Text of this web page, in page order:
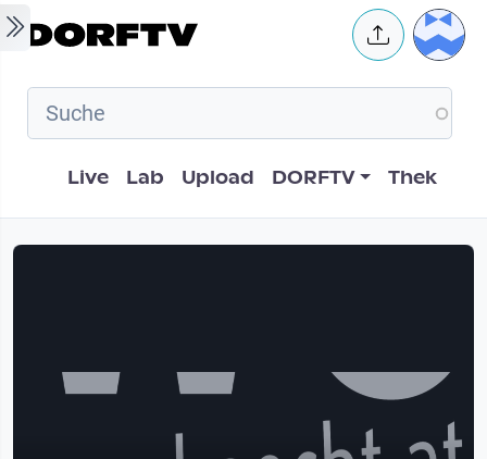
Skip to main content User
Hauptnavigation
Live Lab Upload DORFTV Thek